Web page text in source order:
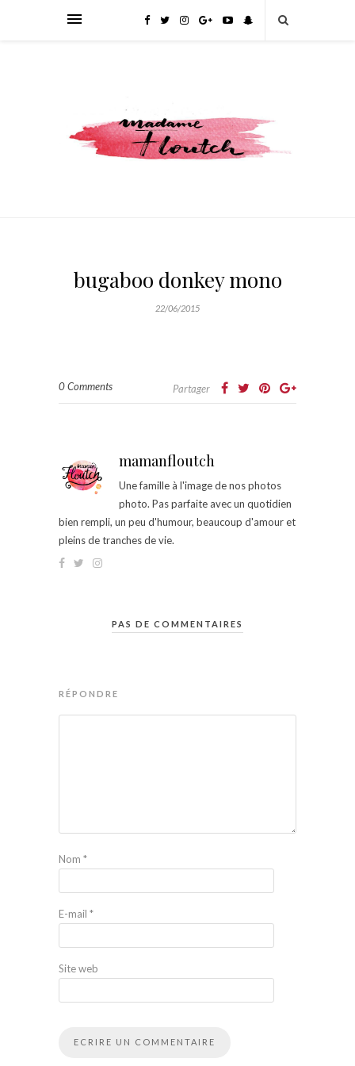
bugaboo donkey mono
22/06/2015
0 Comments Partager
mamanfloutch
Une famille à l'image de nos photos
photo. Pas parfaite avec un quotidien
bien rempli, un peu d'humour, beaucoup d'amour et
pleins de tranches de vie.
PAS DE COMMENTAIRES
RÉPONDRE
Nom *
E-mail *
Site web